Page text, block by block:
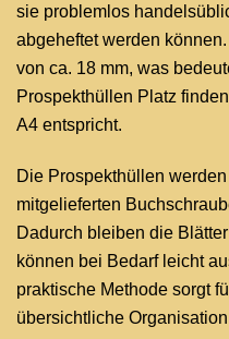
sie problemlos
abgeheftet werden
von ca. 18 mm, was
Prospekthüllen Platz
A4 entspricht.
Die Prospekthüllen
mitgelieferten
Dadurch bleiben die
können bei Bedarf leicht
praktische Methode sorgt
übersichtliche